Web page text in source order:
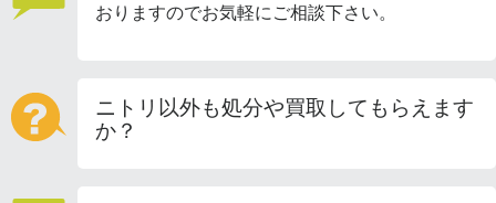
おりますのでお気軽にご相談下さい。
ニトリ以外も処分や買取してもらえます
か？